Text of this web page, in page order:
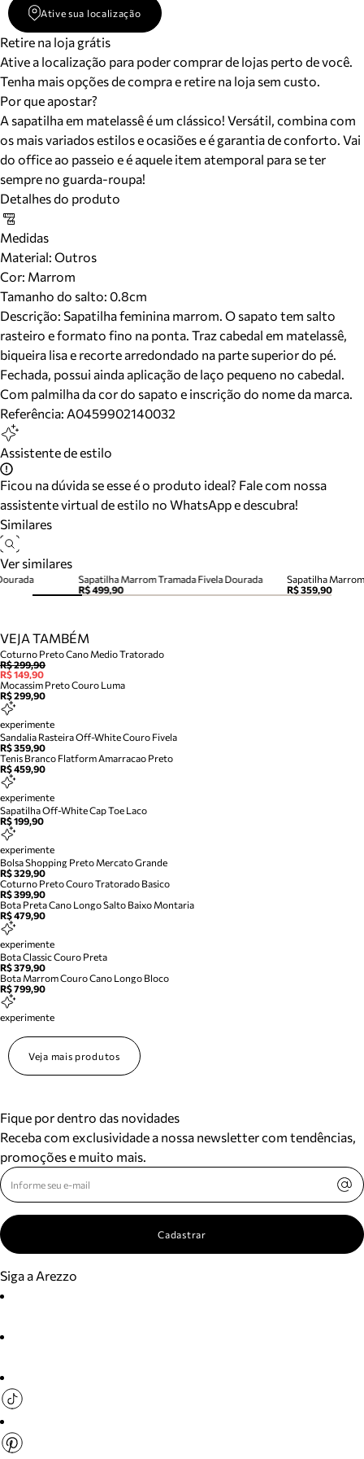
Ative sua localização
Retire na loja grátis
Ative a localização para poder comprar de lojas perto de você.
Tenha mais opções de compra e retire na loja sem custo.
Por que apostar?
A sapatilha em matelassê é um clássico! Versátil, combina com
os mais variados estilos e ocasiões e é garantia de conforto. Vai
do office ao passeio e é aquele item atemporal para se ter
sempre no guarda-roupa!
Detalhes do produto
Medidas
Material: Outros
Cor: Marrom
Tamanho do salto: 0.8cm
Descrição: Sapatilha feminina marrom. O sapato tem salto
rasteiro e formato fino na ponta. Traz cabedal em matelassê,
biqueira lisa e recorte arredondado na parte superior do pé.
Fechada, possui ainda aplicação de laço pequeno no cabedal.
Com palmilha da cor do sapato e inscrição do nome da marca.
Referência: A0459902140032
Assistente de estilo
Ficou na dúvida se esse é o produto ideal? Fale com nossa
assistente virtual de estilo no WhatsApp e descubra!
Similares
Ver similares
Sapatilha Marrom Tramada Fivela Dourada
R$ 499,90
Sapatilha
R$ 359,90
VEJA TAMBÉM
Coturno Preto Cano Medio Tratorado
R$ 299,90
R$ 149,90
Mocassim Preto Couro Luma
R$ 299,90
experimente
Sandalia Rasteira Off-White Couro Fivela
R$ 359,90
Tenis Branco Flatform Amarracao Preto
R$ 459,90
experimente
Sapatilha Off-White Cap Toe Laco
R$ 199,90
experimente
Bolsa Shopping Preto Mercato Grande
R$ 329,90
Coturno Preto Couro Tratorado Basico
R$ 399,90
Bota Preta Cano Longo Salto Baixo Montaria
R$ 479,90
experimente
Bota Classic Couro Preta
R$ 379,90
Bota Marrom Couro Cano Longo Bloco
R$ 799,90
experimente
Veja mais produtos
Fique por dentro das novidades
Receba com exclusividade a nossa newsletter com tendências,
promoções e muito mais.
Cadastrar
Siga a Arezzo